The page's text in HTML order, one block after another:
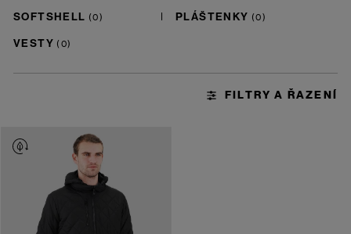
SOFTSHELL
PLÁŠTENKY
VESTY